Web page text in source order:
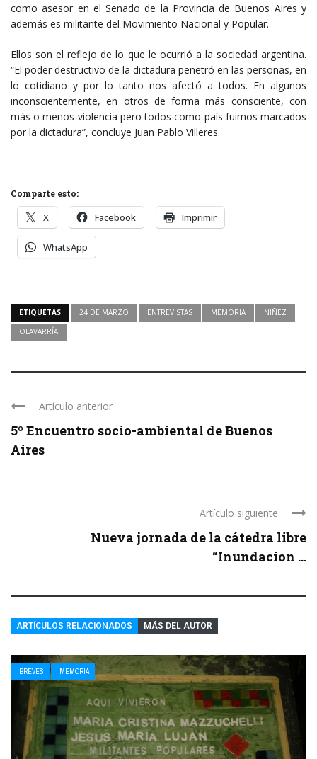
como asesor en el Senado de la Provincia de Buenos Aires y
además es militante del Movimiento Nacional y Popular.
Ellos son el reflejo de lo que le ocurrió a la sociedad argentina.
“El poder destructivo de la dictadura penetró en las personas, en
lo cotidiano y por lo tanto nos afectó a todos. En algunos
inconscientemente, en otros de forma más consciente, con
más o menos violencia pero todos como país fuimos marcados
por la dictadura”, concluye Juan Pablo Villeres.
Comparte esto:
X Facebook Imprimir
WhatsApp
ETIQUETAS 24 DE MARZO ENTREVISTAS MEMORIA
NIÑEZ
OLAVARRÍA
Artículo anterior
5º Encuentro socio-ambiental de Buenos
Aires
Artículo siguiente
Nueva jornada de la cátedra libre
“Inundacion ...
ARTÍCULOS RELACIONADOS MÁS DEL AUTOR
BREVES MEMORIA